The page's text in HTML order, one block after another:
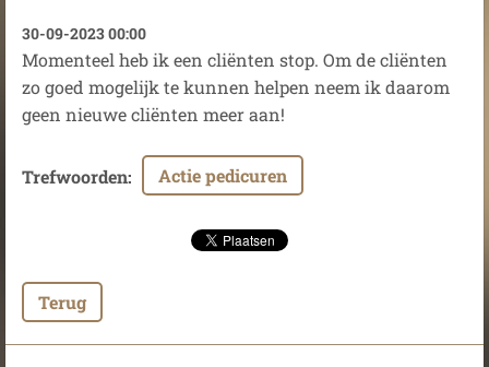
30-09-2023 00:00
Momenteel heb ik een cliënten stop. Om de cliënten
zo goed mogelijk te kunnen helpen neem ik daarom
geen nieuwe cliënten meer aan!
Trefwoorden: Actie pedicuren
Terug